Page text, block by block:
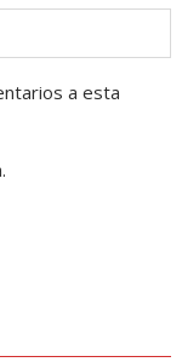
a esta